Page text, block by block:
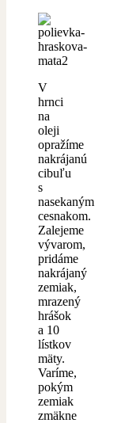
V
hrnci
na
oleji
opražíme
nakrájanú
cibuľu
s
nasekaným
cesnakom.
Zalejeme
vývarom,
pridáme
nakrájaný
zemiak,
mrazený
hrášok
a 10
lístkov
mäty.
Varíme,
pokým
zemiak
zmäkne